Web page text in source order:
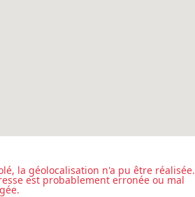
la géolocalisation n'a pu être réalisée.
est probablement erronée ou mal